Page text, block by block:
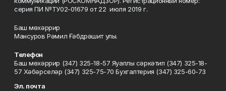
серия ПИ №ТУ02-01679 от 22 июля 2019 г.
Баш мөхәррир
Мансуров Рәмил Ғәбдрәшит улы.
Телефон
Баш мөхәррир (347) 325-18-57 Яуаплы сәркәтип (347) 325-18-
57 Хәбәрселәр (347) 325-75-70 Бухгалтерия (347) 325-60-73
Эл. почта